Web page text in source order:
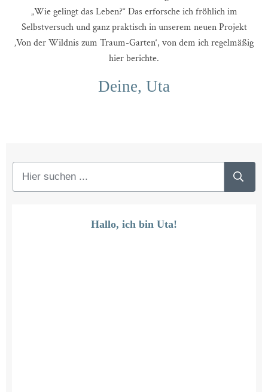
„Wie gelingt das Leben?“ Das erforsche ich fröhlich im
Selbstversuch und ganz praktisch in unserem neuen Projekt
‚Von der Wildnis zum Traum-Garten‘, von dem ich regelmäßig
hier berichte.
Deine, Uta
Hallo, ich bin Uta!